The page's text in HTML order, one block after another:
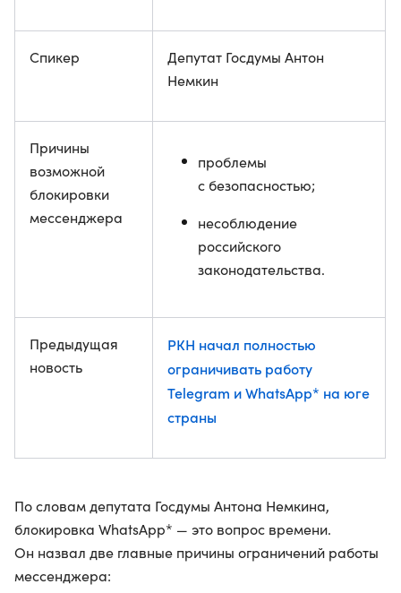
Спикер
Депутат Госдумы Антон
Немкин
Причины
возможной
блокировки
мессенджера
проблемы
с безопасностью;
несоблюдение
российского
законодательства.
Предыдущая
новость
РКН начал полностью
ограничивать работу
Telegram и WhatsApp* на юге
страны
По словам депутата Госдумы Антона Немкина,
блокировка WhatsApp* — это вопрос времени.
Он назвал две главные причины ограничений работы
мессенджера: